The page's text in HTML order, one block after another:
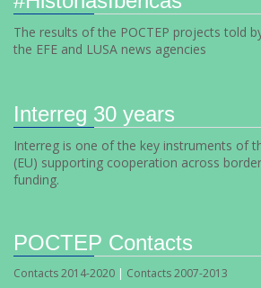
The results of the POCTEP projects told
the EFE and LUSA news agencies
Interreg 30 years
Interreg is one of the key instruments of
(EU) supporting cooperation across
funding.
POCTEP Contacts
Contacts 2014-2020 | Contacts 2007-2013